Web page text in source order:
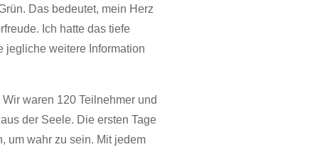
Das bedeutet, mein Herz
Ich hatte das tiefe
jegliche weitere Information
waren 120 Teilnehmer und
der Seele. Die ersten Tage
um wahr zu sein. Mit jedem